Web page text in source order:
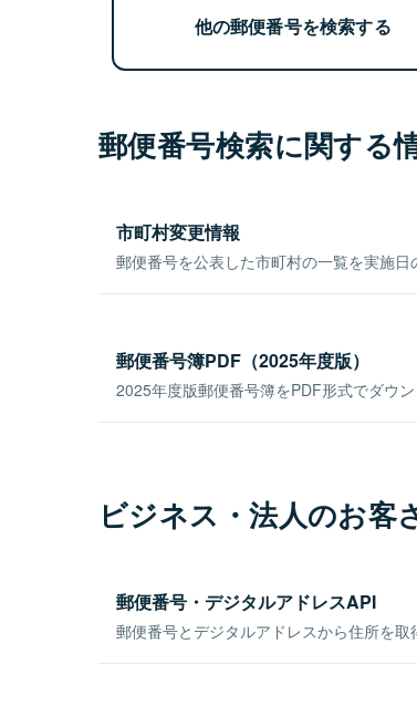
他の郵便番号を検索する
郵便番号検索に関する
市町村変更情報
郵便番号を公表した市町村の一覧を実施日
郵便番号簿PDF（2025年度版）
2025年度版郵便番号簿をPDF形式でダウン
ビジネス・法人のお客
郵便番号・デジタルアドレスAPI
郵便番号とデジタルアドレスから住所を取